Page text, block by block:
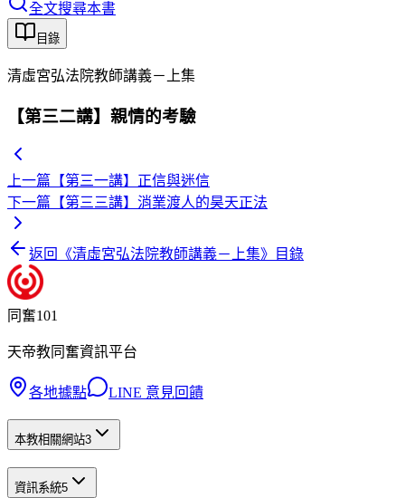
全文搜尋本書
目錄
清虛宮弘法院教師講義－上集
【第三二講】親情的考驗
上一篇 【第三一講】正信與迷信
下一篇 【第三三講】消業渡人的昊天正法
返回《清虛宮弘法院教師講義－上集》目錄
同奮101
天帝教同奮資訊平台
各地據點 LINE 意見回饋
本教相關網站3
資訊系統5